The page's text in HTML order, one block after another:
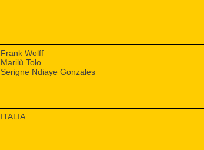
Frank Wolff
Marilù Tolo
Serigne Ndiaye Gonzales
ITALIA